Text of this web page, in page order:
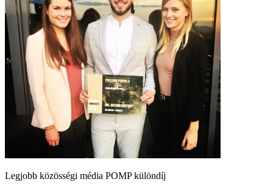
Legjobb közösségi média POMP különdíj